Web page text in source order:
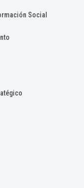
Social